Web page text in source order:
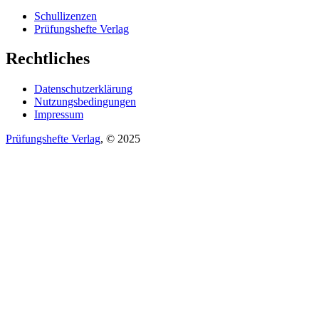
Schullizenzen
Prüfungshefte Verlag
Rechtliches
Datenschutzerklärung
Nutzungsbedingungen
Impressum
Prüfungshefte Verlag, © 2025